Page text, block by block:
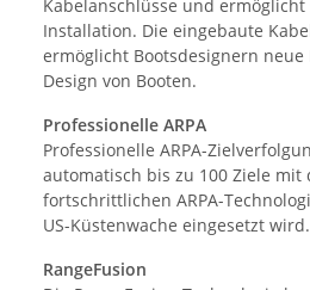
Kabelanschlüsse und
Installation. Die eingebaute
ermöglicht Bootsdesignern
Design von Booten.
Professionelle ARPA
Professionelle ARPA-
automatisch bis zu 100 Ziele mit
fortschrittlichen ARPA-
US-Küstenwache eingesetzt wird.
RangeFusion